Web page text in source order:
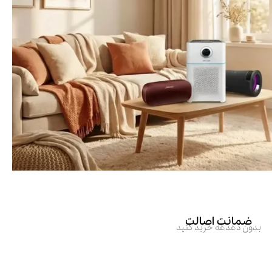
ضمانت اصالت
بدون دغدغه خرید کنید